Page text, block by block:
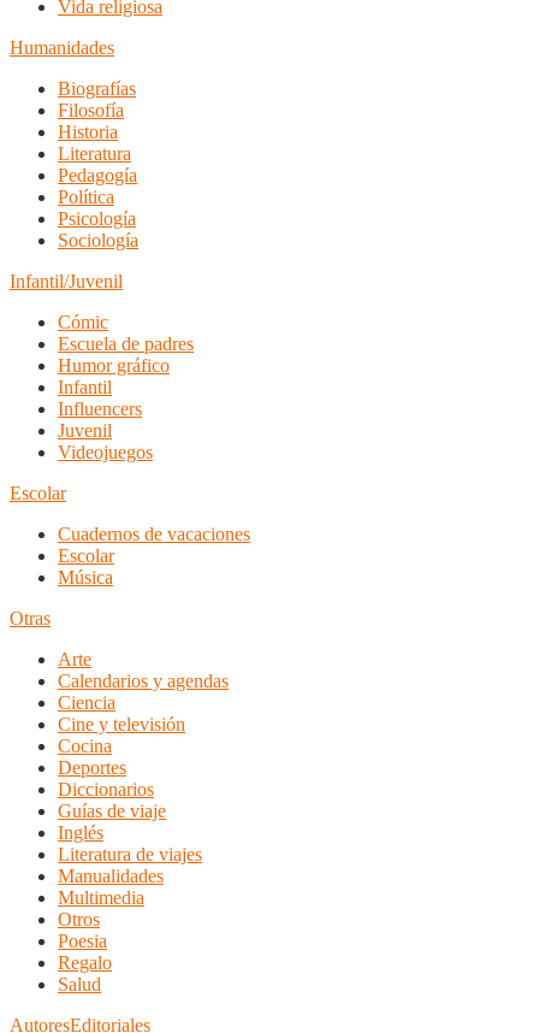
Vida religiosa
Humanidades
Biografías
Filosofía
Historia
Literatura
Pedagogía
Política
Psicología
Sociología
Infantil/Juvenil
Cómic
Escuela de padres
Humor gráfico
Infantil
Influencers
Juvenil
Videojuegos
Escolar
Cuadernos de vacaciones
Escolar
Música
Otras
Arte
Calendarios y agendas
Ciencia
Cine y televisión
Cocina
Deportes
Diccionarios
Guías de viaje
Inglés
Literatura de viajes
Manualidades
Multimedia
Otros
Poesia
Regalo
Salud
AutoresEditoriales